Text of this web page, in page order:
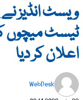
ویسٹ انڈیز
ٹیسٹ میچوں
اعلان کر دیا
WebDesk